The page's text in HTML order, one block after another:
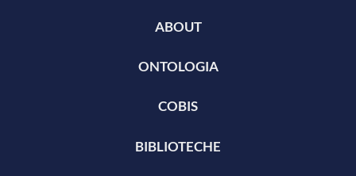
ABOUT
ONTOLOGIA
COBIS
BIBLIOTECHE